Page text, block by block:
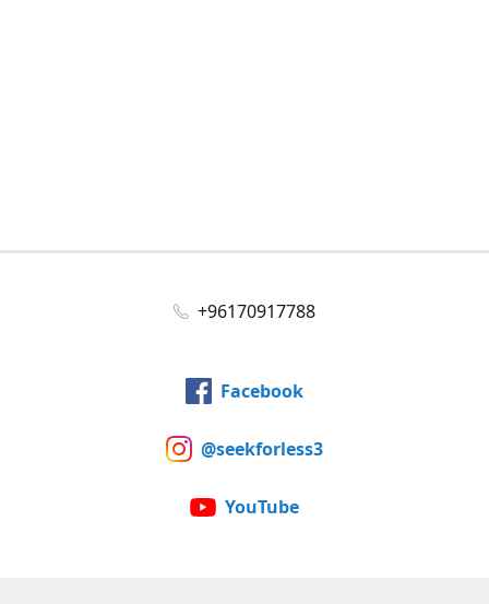
+96170917788
Facebook
@seekforless3
YouTube